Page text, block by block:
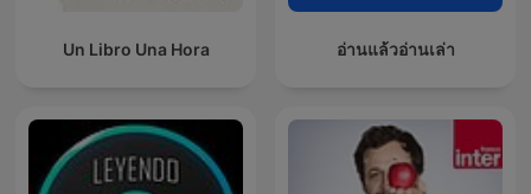
อ่านแล้วอ่านเล่า
Un Libro Una Hora